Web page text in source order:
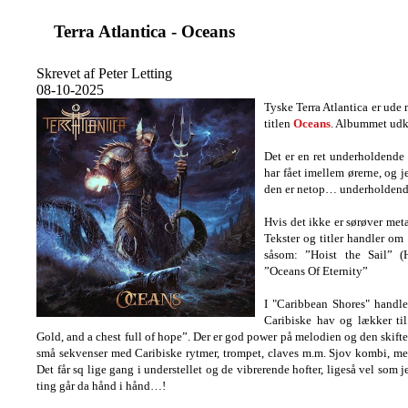
Terra Atlantica - Oceans
Skrevet af Peter Letting
08-10-2025
Tyske Terra Atlantica er ude
titlen Oceans. Albummet
Det er en ret
har fået imellem ørerne, og
den er netop…
Hvis det ikke er sørøver
Tekster og titler handler om
såsom: ”Hoist the Sail”
”Oceans Of Eternity”
I "Caribbean Shores"
Caribiske hav og lækker
Gold, and a chest full of hope”. Der er god power på melodien og den
små sekvenser med Caribiske rytmer, trompet, claves m.m. Sjov kombi,
Det får sq lige gang i understellet og de vibrerende hofter, ligeså vel som
ting går da hånd i hånd…!